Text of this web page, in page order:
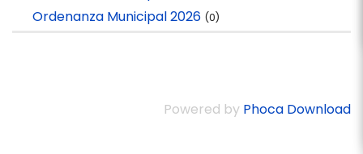
Ordenanza Municipal 2026 (0)
Powered by Phoca Download